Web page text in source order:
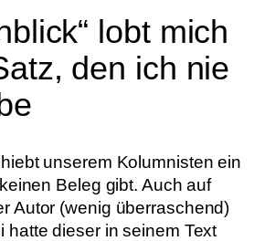
lobt mich
den ich nie
unserem Kolumnisten ein
Beleg gibt. Auch auf
Autor (wenig überraschend)
hatte dieser in seinem Text